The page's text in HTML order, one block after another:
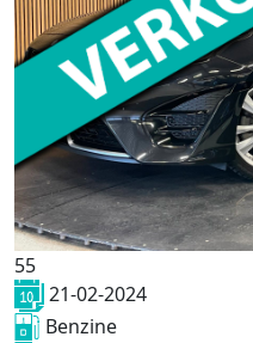
55
21-02-2024
Benzine